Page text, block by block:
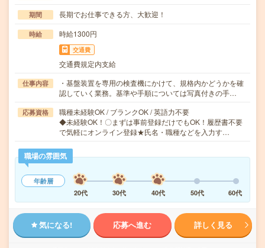
期間 長期でお仕事できる方、大歓迎！
時給 時給1300円
交通費
交通費規定内支給
仕事内容
・基盤装置を専用の検査機にかけて、規格内かどうかを確
認していく業務。基準や手順については写真付きの手…
応募資格
職種未経験OK / ブランクOK / 英語力不要
◆未経験OK！〇まずは事前登録だけでもOK！履歴書不要
で気軽にオンライン登録★氏名・職種などを入力す…
職場の雰囲気
年齢層
20代
30代 40代 50代 60代
気になる! 応募へ進む 詳しく見る